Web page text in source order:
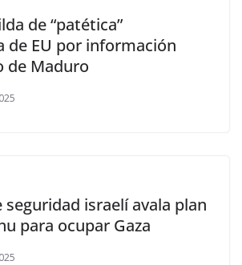
de “patética”
de EU por información
de Maduro
seguridad israelí avala plan
para ocupar Gaza